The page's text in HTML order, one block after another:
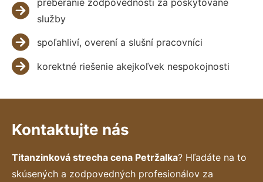
služby
spoľahliví, overení a slušní pracovníci
korektné riešenie akejkoľvek nespokojnosti
Kontaktujte nás
Titanzinková strecha cena Petržalka? Hľadáte na to
skúsených a zodpovedných profesionálov za